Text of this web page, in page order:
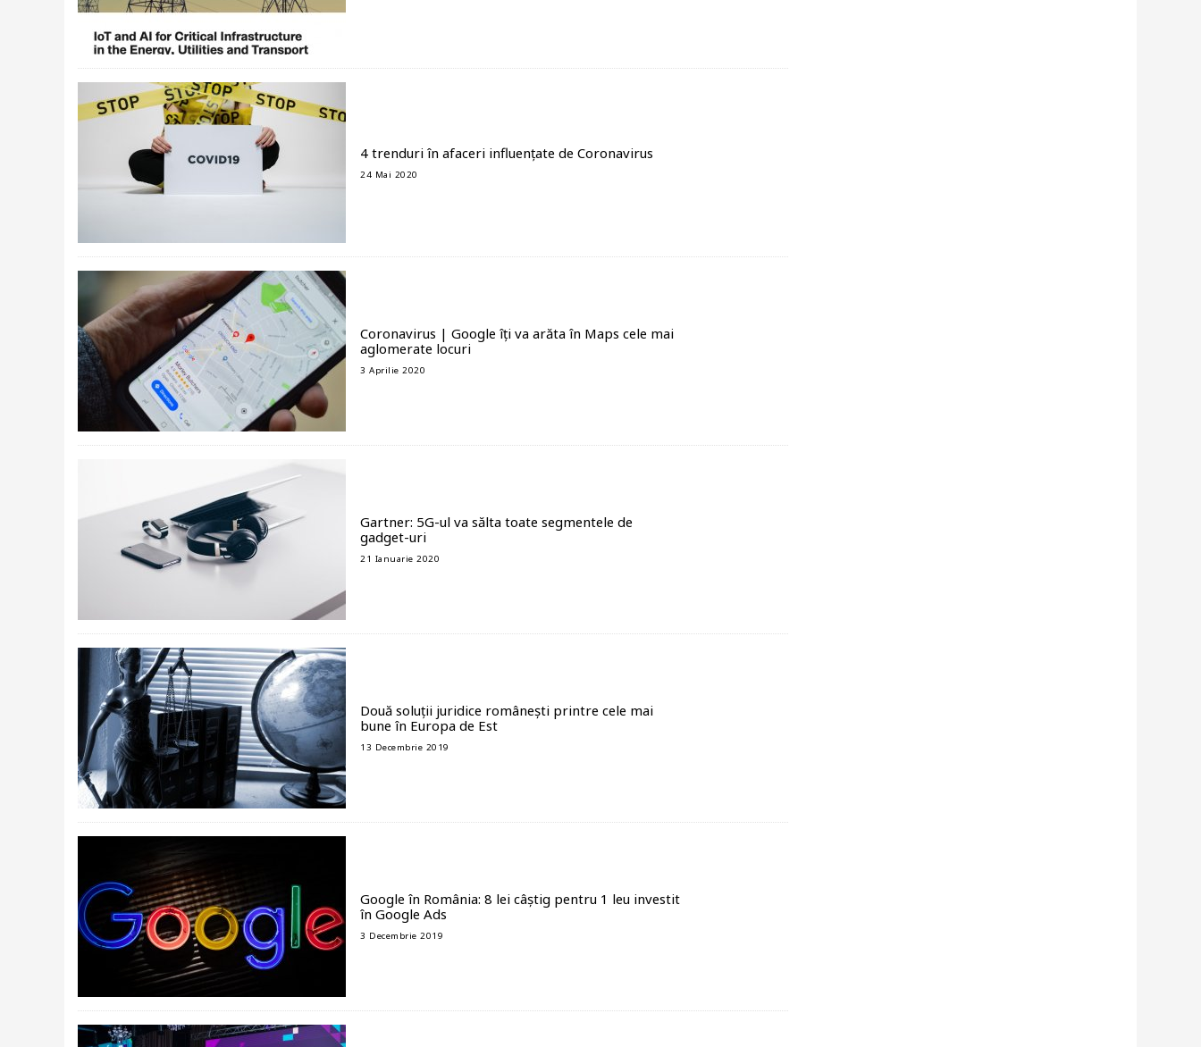
4 trenduri în afaceri influențate de Coronavirus
24 Mai 2020
Coronavirus | Google îți va arăta în Maps cele mai
aglomerate locuri
3 Aprilie 2020
Gartner: 5G-ul va sălta toate segmentele de
gadget-uri
21 Ianuarie 2020
Două soluții juridice românești printre cele mai
bune în Europa de Est
13 Decembrie 2019
Google în România: 8 lei câștig pentru 1 leu investit
în Google Ads
3 Decembrie 2019